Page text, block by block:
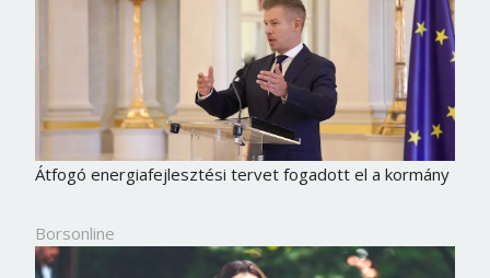
Átfogó energiafejlesztési tervet fogadott el a kormány
Borsonline